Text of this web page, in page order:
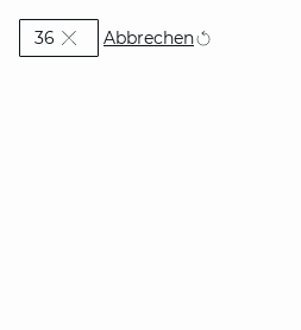
36 Currently Refined by Größe: 36
Abbrechen